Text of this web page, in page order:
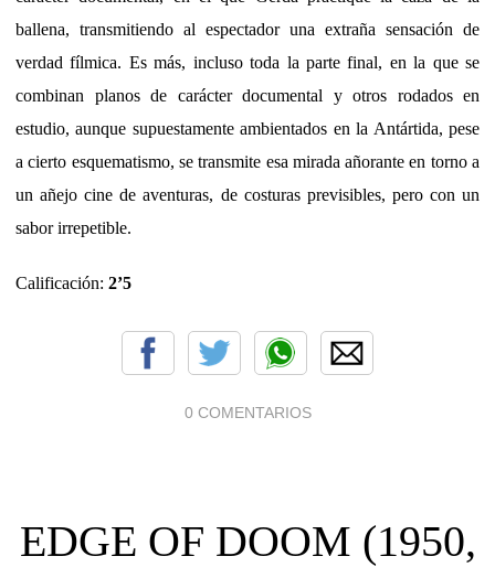
ballena, transmitiendo al espectador una extraña sensación de
verdad fílmica. Es más, incluso toda la parte final, en la que se
combinan planos de carácter documental y otros rodados en
estudio, aunque supuestamente ambientados en la Antártida, pese
a cierto esquematismo, se transmite esa mirada añorante en torno a
un añejo cine de aventuras, de costuras previsibles, pero con un
sabor irrepetible.
Calificación: 2’5
0 COMENTARIOS
EDGE OF DOOM (1950,